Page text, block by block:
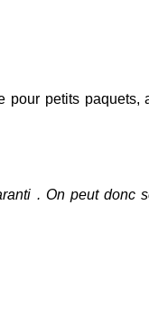
pour petits paquets,
. On peut donc